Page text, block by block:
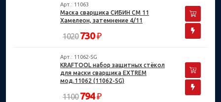
Арт.: 11063
Маска сварщика СИБИН СМ 11
Хамелеон, затемнение 4/11
1020 730₽
Арт.: 11062-SG
KRAFTOOL набор защитных стёкол
для маски сварщика EXTREM
мод.11062 (11062-SG)
1100 794₽